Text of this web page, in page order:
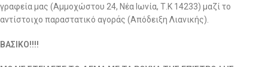
γραφεία μας (Αμμοχώστου 24, Νέα Ιωνία, Τ.Κ 14233) μαζί το
αντίστοιχο παραστατικό αγοράς (Απόδειξη Λιανικής).
ΒΑΣΙΚΟ!!!!